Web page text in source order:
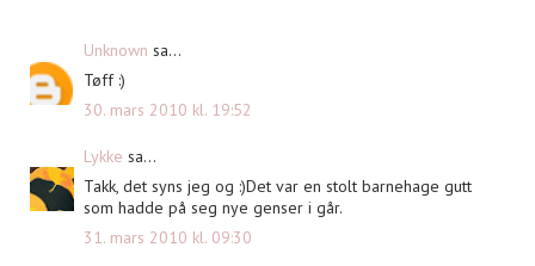
Unknown sa...
Tøff :)
30. mars 2010 kl. 19:52
Lykke sa...
Takk, det syns jeg og :)Det var en stolt barnehage gutt
som hadde på seg nye genser i går.
31. mars 2010 kl. 09:30